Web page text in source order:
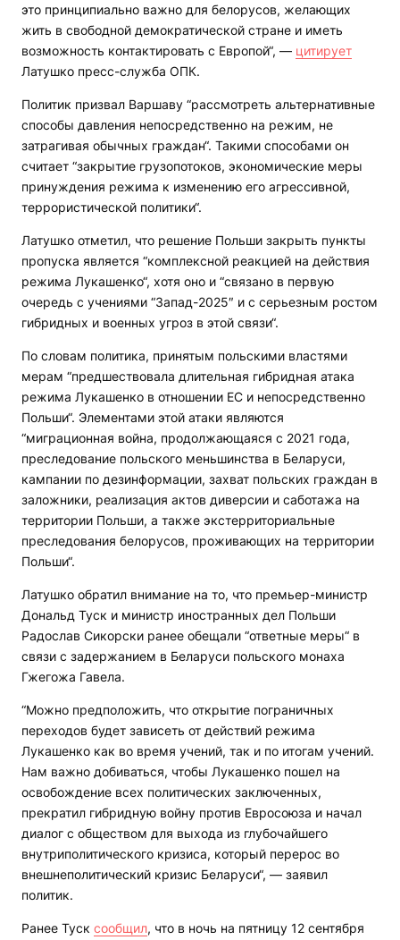
это принципиально важно для белорусов, желающих
жить в свободной демократической стране и иметь
возможность контактировать с Европой“, — цитирует
Латушко пресс-служба ОПК.
Политик призвал Варшаву “рассмотреть альтернативные
способы давления непосредственно на режим, не
затрагивая обычных граждан“. Такими способами он
считает “закрытие грузопотоков, экономические меры
принуждения режима к изменению его агрессивной,
террористической политики“.
Латушко отметил, что решение Польши закрыть пункты
пропуска является “комплексной реакцией на действия
режима Лукашенко“, хотя оно и “связано в первую
очередь с учениями “Запад-2025″ и с серьезным ростом
гибридных и военных угроз в этой связи“.
По словам политика, принятым польскими властями
мерам “предшествовала длительная гибридная атака
режима Лукашенко в отношении ЕС и непосредственно
Польши“. Элементами этой атаки являются
“миграционная война, продолжающаяся с 2021 года,
преследование польского меньшинства в Беларуси,
кампании по дезинформации, захват польских граждан в
заложники, реализация актов диверсии и саботажа на
территории Польши, а также экстерриториальные
преследования белорусов, проживающих на территории
Польши“.
Латушко обратил внимание на то, что премьер-министр
Дональд Туск и министр иностранных дел Польши
Радослав Сикорски ранее обещали “ответные меры“ в
связи с задержанием в Беларуси польского монаха
Гжегожа Гавела.
“Можно предположить, что открытие пограничных
переходов будет зависеть от действий режима
Лукашенко как во время учений, так и по итогам учений.
Нам важно добиваться, чтобы Лукашенко пошел на
освобождение всех политических заключенных,
прекратил гибридную войну против Евросоюза и начал
диалог с обществом для выхода из глубочайшего
внутриполитического кризиса, который перерос во
внешнеполитический кризис Беларуси“, — заявил
политик.
Ранее Туск сообщил, что в ночь на пятницу 12 сентября